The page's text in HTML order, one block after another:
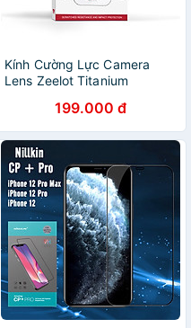
Kính Cường Lực Camera
Lens Zeelot Titanium
Pro Max / 13 Pro_ Hàng
Chính Hãng
199.000 đ